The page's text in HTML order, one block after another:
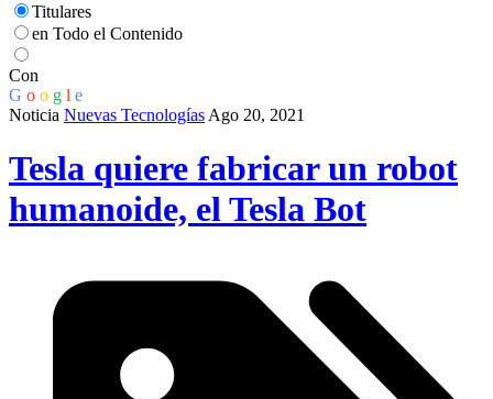
Titulares
en Todo el Contenido
Con
G o o g l e
Noticia Nuevas Tecnologías Ago 20, 2021
Tesla quiere fabricar un robot
humanoide, el Tesla Bot